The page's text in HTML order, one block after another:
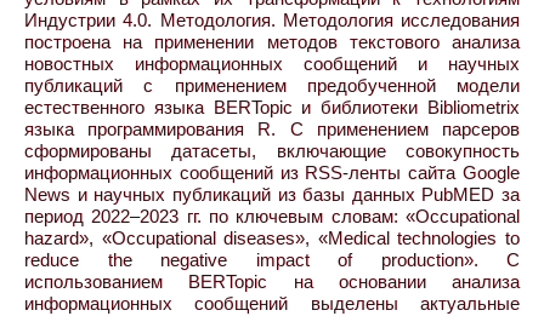
Индустрии 4.0. Методология. Методология исследования
построена на применении методов текстового анализа
новостных информационных сообщений и научных
публикаций с применением предобученной модели
естественного языка BERTopic и библиотеки Bibliometrix
языка программирования R. С применением парсеров
сформированы датасеты, включающие совокупность
информационных сообщений из RSS-ленты сайта Google
News и научных публикаций из базы данных PubMED за
период 2022–2023 гг. по ключевым словам: «Occupational
hazard», «Occupational diseases», «Medical technologies to
reduce the negative impact of production». С
использованием BERTopic на основании анализа
информационных сообщений выделены актуальные